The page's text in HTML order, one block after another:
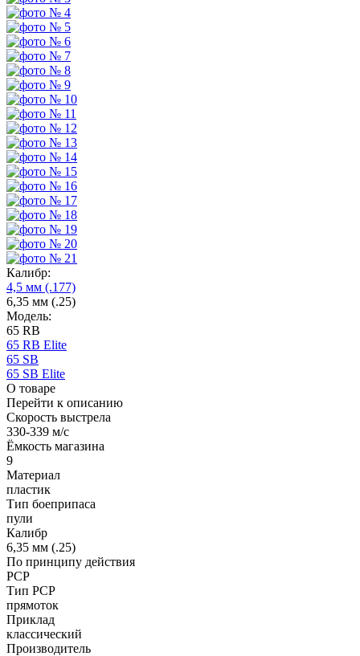
Калибр:
4,5 мм (.177)
6,35 мм (.25)
Модель:
65 RB
65 RB Elite
65 SB
65 SB Elite
О товаре
Перейти к описанию
Скорость выстрела
330-339 м/с
Ёмкость магазина
9
Материал
пластик
Тип боеприпаса
пули
Калибр
6,35 мм (.25)
По принципу действия
PCP
Тип PCP
прямоток
Приклад
классический
Производитель